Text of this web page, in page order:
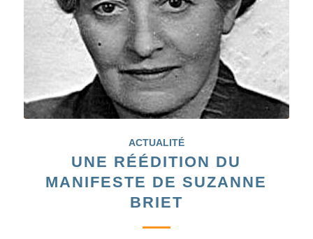
ACTUALITÉ
UNE RÉÉDITION DU
MANIFESTE DE SUZANNE
BRIET